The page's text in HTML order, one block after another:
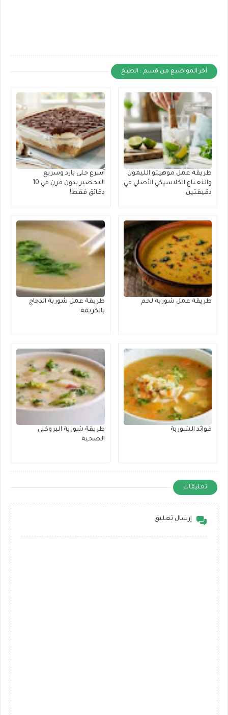
أخر المواضيع من قسم : الطبخ
طريقة عمل موهيتو الليمون
والنعناع الكلاسيكي الأصلي في
دقيقتين
أسرع حلى بارد وسريع
التحضير بدون فرن في 10
دقائق فقط!
طريقة عمل شوربة لحم
طريقة عمل شوربة الدجاج
بالكريمة
فوائد الشوربة
طريقة شوربة البروكلي
الصحية
تعليقات
إرسال تعليق